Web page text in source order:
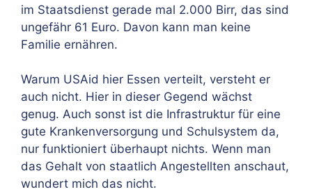
im Staatsdienst gerade mal 2.000 Birr, das sind
ungefähr 61 Euro. Davon kann man keine
Familie ernähren.
Warum USAid hier Essen verteilt, versteht er
auch nicht. Hier in dieser Gegend wächst
genug. Auch sonst ist die Infrastruktur für eine
gute Krankenversorgung und Schulsystem da,
nur funktioniert überhaupt nichts. Wenn man
das Gehalt von staatlich Angestellten anschaut,
wundert mich das nicht.